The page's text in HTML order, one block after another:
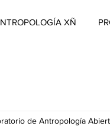
XÑ
de Antropología